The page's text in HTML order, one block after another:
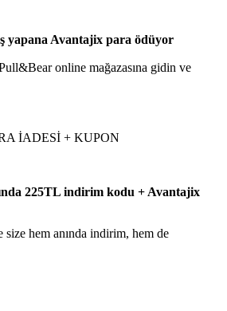
yapana Avantajix para ödüyor
online mağazasına gidin ve
İADESİ + KUPON
225TL indirim kodu + Avantajix
hem anında indirim, hem de